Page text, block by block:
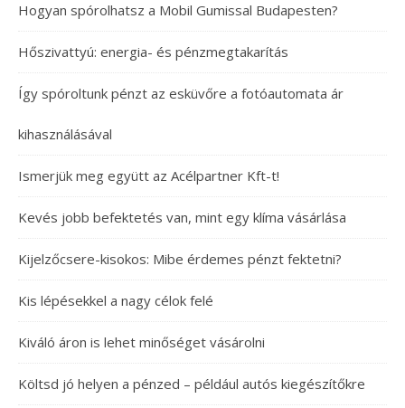
Hogyan spórolhatsz a Mobil Gumissal Budapesten?
Hőszivattyú: energia- és pénzmegtakarítás
Így spóroltunk pénzt az esküvőre a fotóautomata ár
kihasználásával
Ismerjük meg együtt az Acélpartner Kft-t!
Kevés jobb befektetés van, mint egy klíma vásárlása
Kijelzőcsere-kisokos: Mibe érdemes pénzt fektetni?
Kis lépésekkel a nagy célok felé
Kiváló áron is lehet minőséget vásárolni
Költsd jó helyen a pénzed – például autós kiegészítőkre